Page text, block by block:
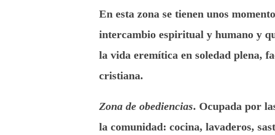
En esta zona se tienen unos
intercambio espiritual y humano y
la vida eremítica en soledad plena,
cristiana.
Zona de obediencias. Ocupada por
la comunidad: cocina, lavaderos,